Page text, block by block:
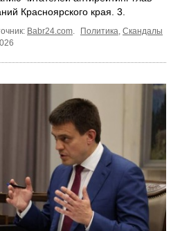
Красноярского края. 3.
Babr24.com. Политика, Скандалы